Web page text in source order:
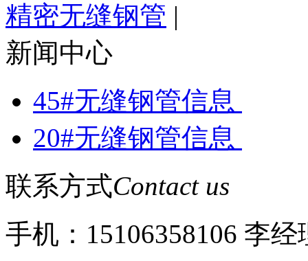
精密无缝钢管 |
新闻中心
45#无缝钢管信息
20#无缝钢管信息
联系方式Contact us
手机：15106358106 李